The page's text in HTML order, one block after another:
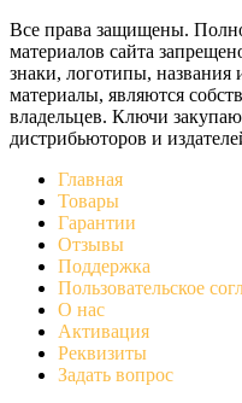
Все права защищены.
материалов сайта
знаки, логотипы, названия
материалы, являются
владельцев. Ключи
дистрибьюторов и
Главная
Товары
Гарантии
Отзывы
Поддержка
Пользовательское
О нас
Активация
Реквизиты
Задать вопрос